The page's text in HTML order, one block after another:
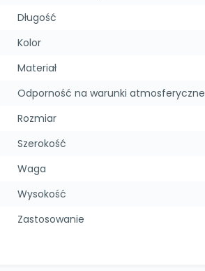
Długość
Kolor
Materiał
Odporność na warunki atmosferyczne
Rozmiar
Szerokość
Waga
Wysokość
Zastosowanie